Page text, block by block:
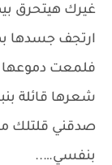
غيرك هيتحرق
ارتجف جسدها
فلمعت دموعها
شعرها قائلة
صدقني قلتلك
بنفسي…..